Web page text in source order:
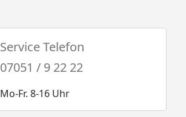
Service Telefon
07051 / 9 22 22
Mo-Fr. 8-16 Uhr